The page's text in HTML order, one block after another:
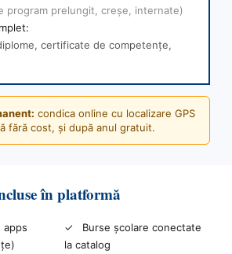
program prelungit, creșe, internate)
certificate de competențe,
condica online cu localizare GPS
fără cost, și după anul gratuit.
în platformă
✓ Burse școlare conectate
la catalog